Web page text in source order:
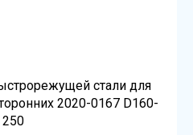
стали для
2020-0167 D160-
250